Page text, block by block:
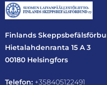
Finlands
Hietalahdenranta 15 A 3
00180 Helsingfors
Telefon: +358405122491